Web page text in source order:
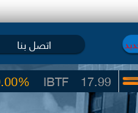
اتصل بنا
17.99